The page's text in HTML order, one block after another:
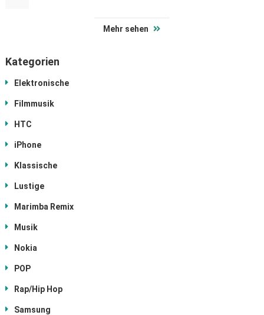
Mehr sehen
Kategorien
Elektronische
Filmmusik
HTC
iPhone
Klassische
Lustige
Marimba Remix
Musik
Nokia
POP
Rap/Hip Hop
Samsung